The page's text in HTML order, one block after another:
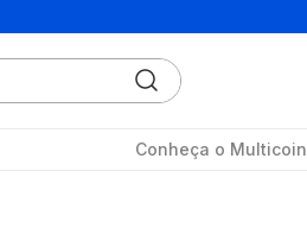
Conheça o Multicoin